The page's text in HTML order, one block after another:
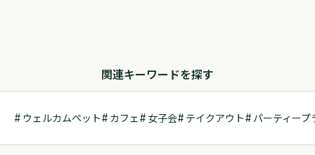
関連キーワードを探す
ウェルカムペット カフェ 女子会 テイクアウト パーティープ